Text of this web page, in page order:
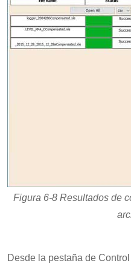
Figura 6-8 Resultados de
Desde la pestaña de